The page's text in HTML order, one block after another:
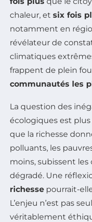
chaleur, et six fois
notamment en
révélateur de
climatiques
frappent de plein
communautés les
La question des
écologiques est plus
que la richesse
polluants, les
moins, subissent les
dégradé. Une
richesse pourrait-
L’enjeu n’est pas
véritablement